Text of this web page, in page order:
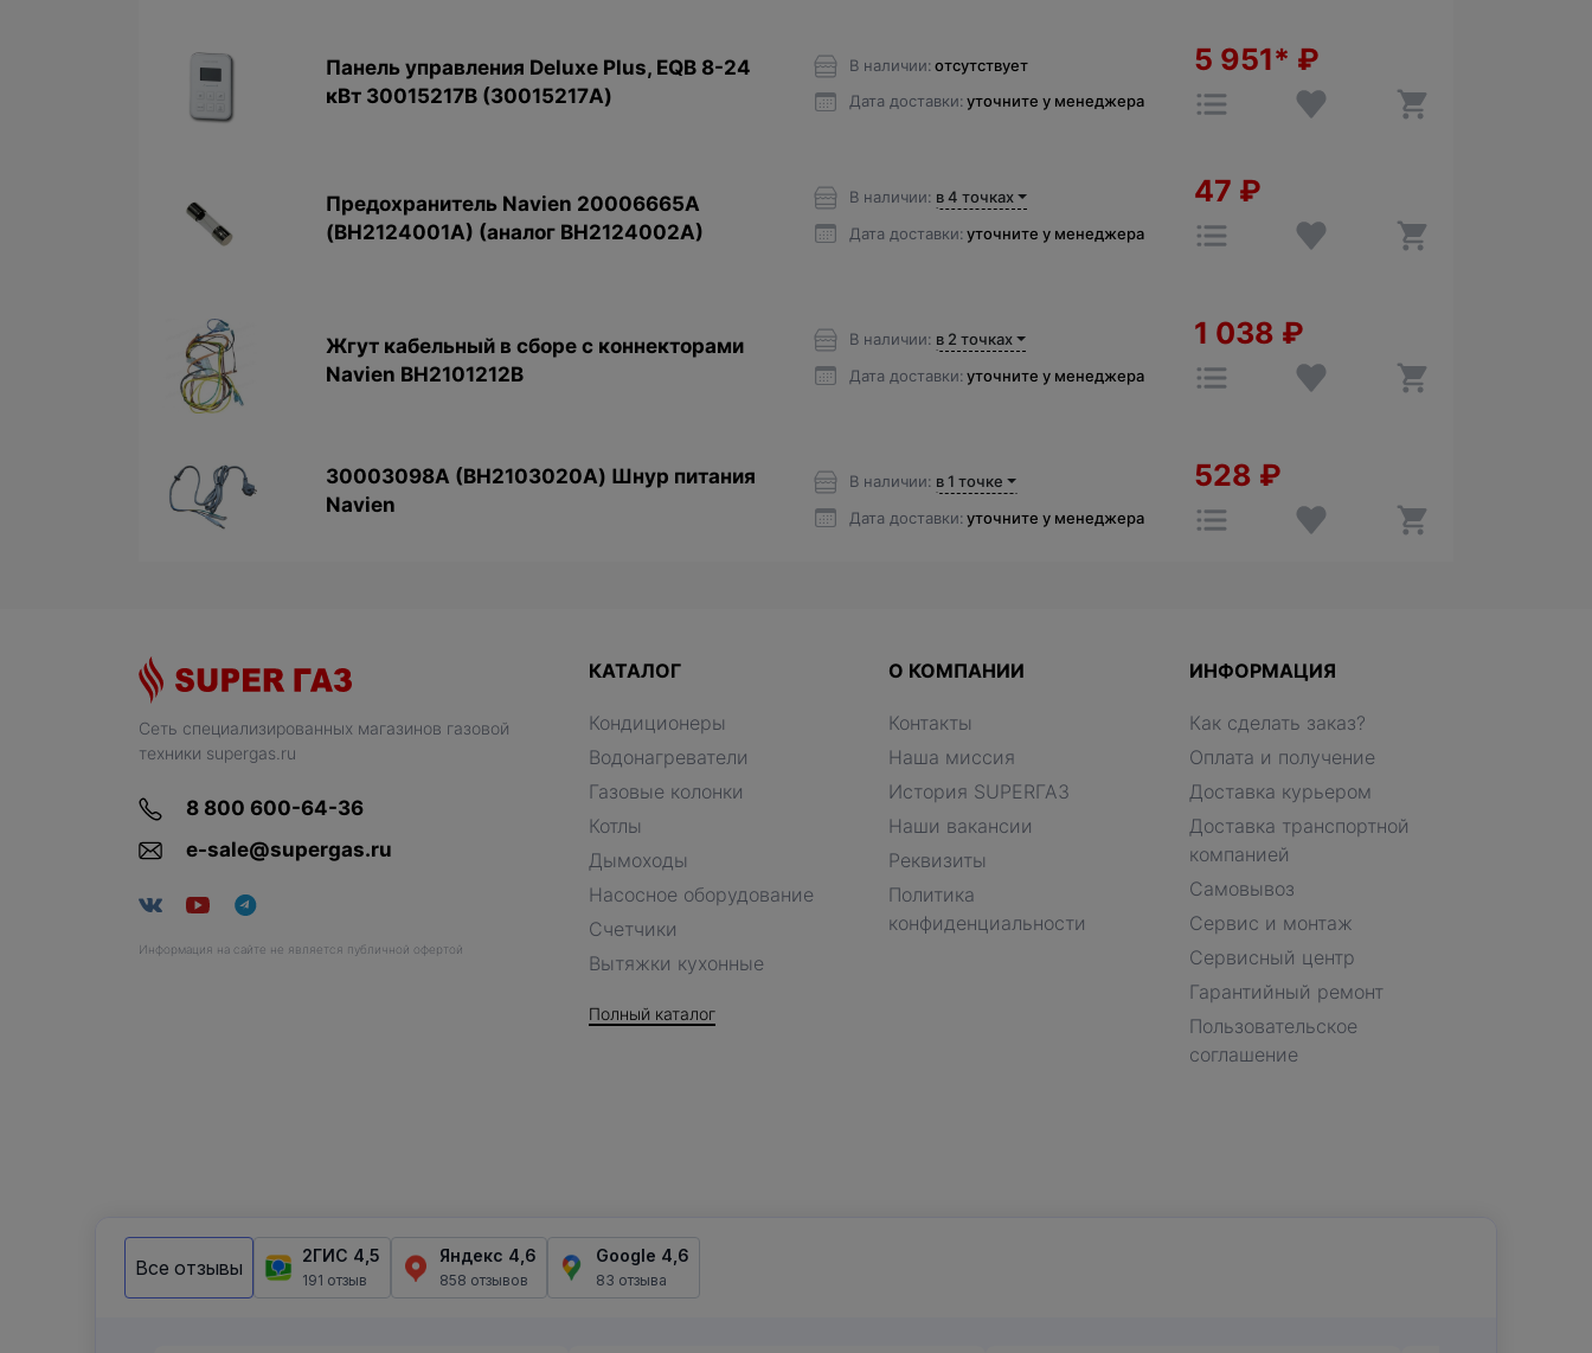
Панель управления Deluxe Plus, EQB 8-24
кВт 30015217B (30015217А)
В наличии: отсутствует
Дата доставки: уточните у менеджера
5 951* ₽
Предохранитель Navien 20006665A
(BH2124001A) (аналог BH2124002A)
В наличии: в 4 точках
Дата доставки: уточните у менеджера
47 ₽
Жгут кабельный в сборе с коннекторами
Navien BH2101212B
В наличии: в 2 точках
Дата доставки: уточните у менеджера
1 038 ₽
30003098A (BH2103020А) Шнур питания
Navien
В наличии: в 1 точке
Дата доставки: уточните у менеджера
528 ₽
Сеть специализированных магазинов газовой
техники supergas.ru
8 800 600-64-36
e-sale@supergas.ru
Информация на сайте не является публичной офертой
КАТАЛОГ
Кондиционеры
Водонагреватели
Газовые колонки
Котлы
Дымоходы
Насосное оборудование
Счетчики
Вытяжки кухонные
Полный каталог
О КОМПАНИИ
Контакты
Наша миссия
История SUPERГАЗ
Наши вакансии
Реквизиты
Политика
конфиденциальности
ИНФОРМАЦИЯ
Как сделать заказ?
Оплата и получение
Доставка курьером
Доставка транспортной
компанией
Самовывоз
Сервис и монтаж
Сервисный центр
Гарантийный ремонт
Пользовательское
соглашение